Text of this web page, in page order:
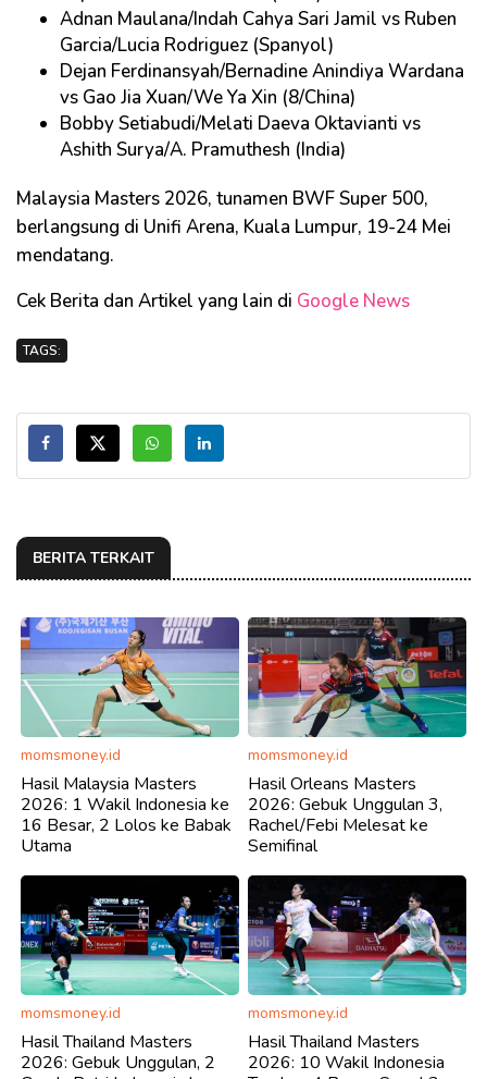
Adnan Maulana/Indah Cahya Sari Jamil vs Ruben
Garcia/Lucia Rodriguez (Spanyol)
Dejan Ferdinansyah/Bernadine Anindiya Wardana
vs Gao Jia Xuan/We Ya Xin (8/China)
Bobby Setiabudi/Melati Daeva Oktavianti vs
Ashith Surya/A. Pramuthesh (India)
Malaysia Masters 2026, tunamen BWF Super 500,
berlangsung di Unifi Arena, Kuala Lumpur, 19-24 Mei
mendatang.
Cek Berita dan Artikel yang lain di Google News
TAGS:
BERITA TERKAIT
momsmoney.id
Hasil Malaysia Masters
2026: 1 Wakil Indonesia ke
16 Besar, 2 Lolos ke Babak
Utama
momsmoney.id
Hasil Orleans Masters
2026: Gebuk Unggulan 3,
Rachel/Febi Melesat ke
Semifinal
momsmoney.id
Hasil Thailand Masters
2026: Gebuk Unggulan, 2
momsmoney.id
Hasil Thailand Masters
2026: 10 Wakil Indonesia